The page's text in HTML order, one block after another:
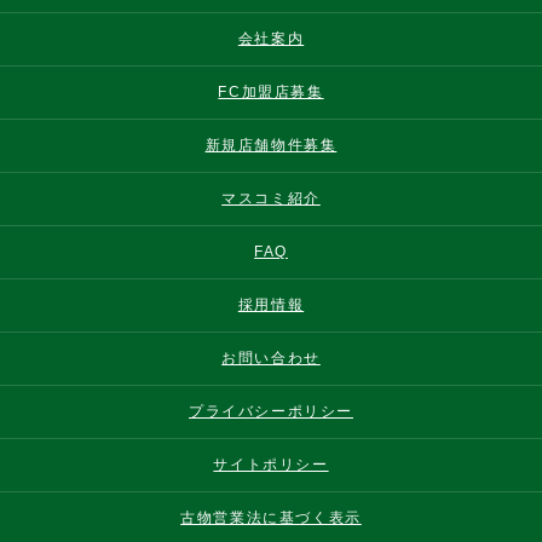
会社案内
FC加盟店募集
新規店舗物件募集
マスコミ紹介
FAQ
採用情報
お問い合わせ
プライバシーポリシー
サイトポリシー
古物営業法に基づく表示